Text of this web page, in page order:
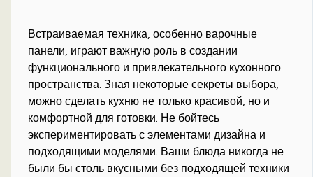
Встраиваемая техника, особенно варочные
панели, играют важную роль в создании
функционального и привлекательного кухонного
пространства. Зная некоторые секреты выбора,
можно сделать кухню не только красивой, но и
комфортной для готовки. Не бойтесь
экспериментировать с элементами дизайна и
подходящими моделями. Ваши блюда никогда не
были бы столь вкусными без подходящей техники